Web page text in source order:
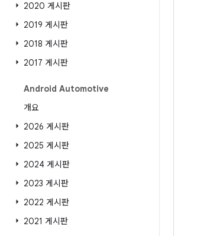
2020 게시판
2019 게시판
2018 게시판
2017 게시판
Android Automotive
개요
2026 게시판
2025 게시판
2024 게시판
2023 게시판
2022 게시판
2021 게시판